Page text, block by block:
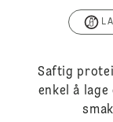
Saftig
enkel å